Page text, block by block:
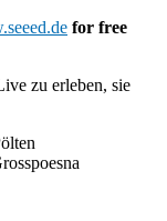
for free
zu erleben, sie